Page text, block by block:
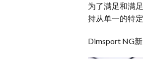
为了满足和满
持从单一的特
Dimsport NG